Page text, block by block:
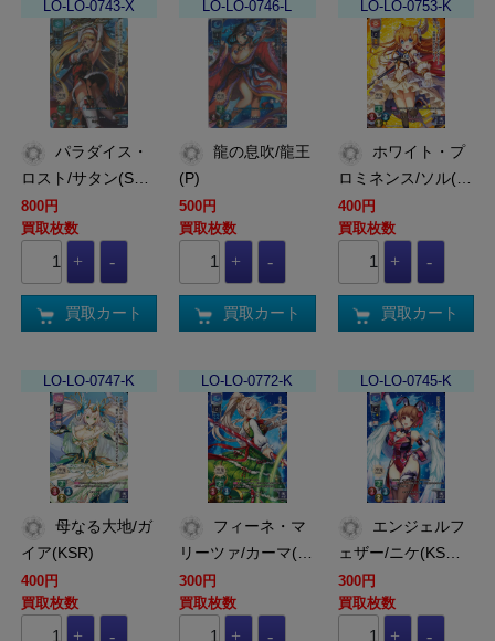
LO-LO-0743-X
ロスト/サタン(S…
800円
買取枚数
買取カート
LO-LO-0746-L
龍の息吹/龍王
(P)
500円
買取枚数
買取カート
LO-LO-0753-K
ロミネンス/ソル(…
400円
買取枚数
買取カート
LO-LO-0747-K
イア(KSR)
400円
買取枚数
LO-LO-0772-K
リーツァ/カーマ(…
300円
買取枚数
LO-LO-0745-K
ェザー/ニケ(KS…
300円
買取枚数